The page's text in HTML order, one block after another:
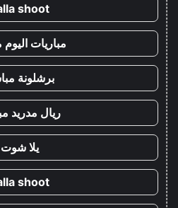
shoot
مباريات اليوم
برشلونة
ريال مدريد
يلا شوت
shoot